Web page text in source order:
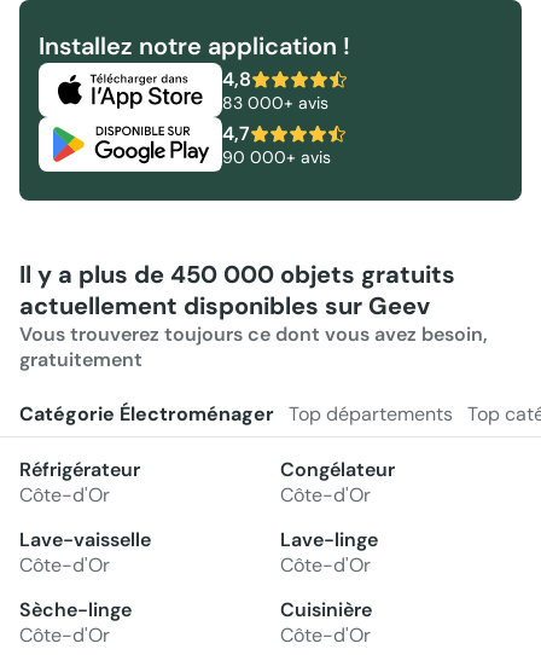
Installez notre application !
4,8
83 000+ avis
4,7
90 000+ avis
Il y a plus de 450 000 objets gratuits
actuellement disponibles sur Geev
Vous trouverez toujours ce dont vous avez besoin,
gratuitement
Catégorie Électroménager Top départements Top
Réfrigérateur
Côte-d'Or
Congélateur
Côte-d'Or
Lave-vaisselle
Côte-d'Or
Lave-linge
Côte-d'Or
Sèche-linge
Côte-d'Or
Cuisinière
Côte-d'Or